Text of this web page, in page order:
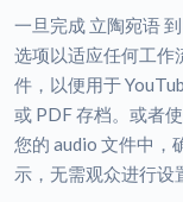
一旦完成 立陶宛语
选项以适应任何工作
件，以便用于
或 PDF 存档。或者
您的 audio 文件中，
示，无需观众进行设